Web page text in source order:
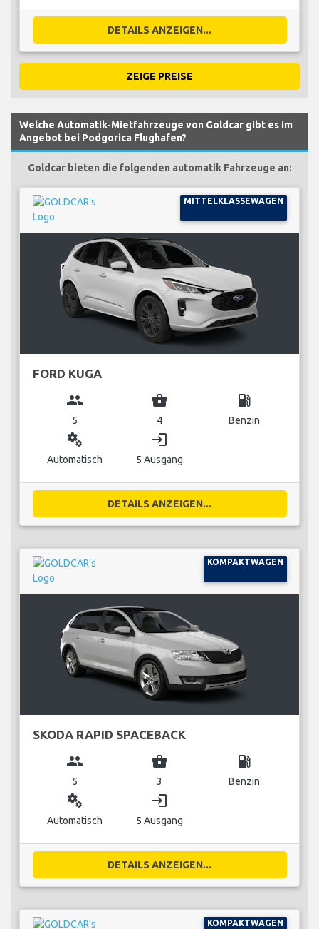
DETAILS ANZEIGEN...
ZEIGE PREISE
Welche Automatik-Mietfahrzeuge von Goldcar gibt es im
Angebot bei Podgorica Flughafen?
Goldcar bieten die folgenden automatik Fahrzeuge an:
MITTELKLASSEWAGEN
FORD KUGA
group
5
business_center
4
local_gas_station
Benzin
miscellaneous_services
Automatisch
login
5 Ausgang
DETAILS ANZEIGEN...
KOMPAKTWAGEN
SKODA RAPID SPACEBACK
group
5
business_center
3
local_gas_station
Benzin
miscellaneous_services
Automatisch
login
5 Ausgang
DETAILS ANZEIGEN...
KOMPAKTWAGEN